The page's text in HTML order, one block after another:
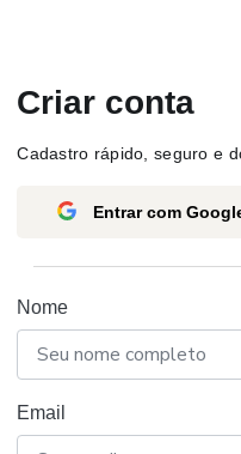
Criar conta
Cadastro rápido, seguro e
Entrar com
Nome
Email